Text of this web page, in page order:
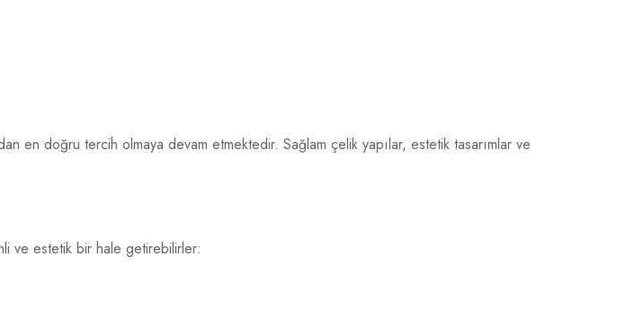
en doğru tercih olmaya devam etmektedir. Sağlam çelik yapılar, estetik tasarımlar ve
ve estetik bir hale getirebilirler: